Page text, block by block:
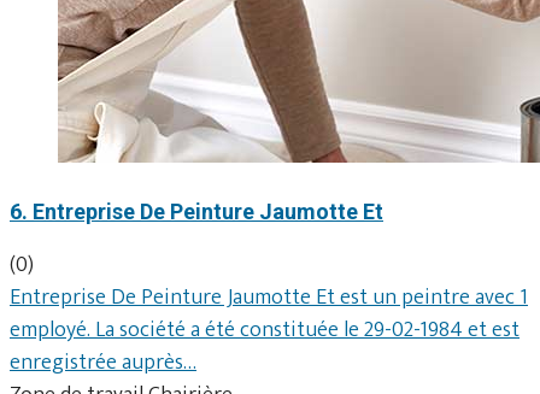
6. Entreprise De Peinture Jaumotte Et
(0)
Entreprise De Peinture Jaumotte Et est un peintre avec 1
employé. La société a été constituée le 29-02-1984 et est
enregistrée auprès…